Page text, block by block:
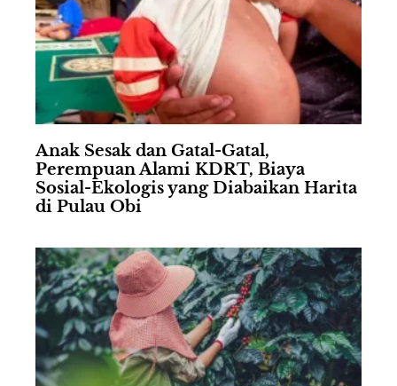
Anak Sesak dan Gatal-Gatal,
Perempuan Alami KDRT, Biaya
Sosial-Ekologis yang Diabaikan Harita
di Pulau Obi